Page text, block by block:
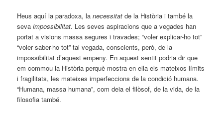
Heus aquí la paradoxa, lanecessitat de la Història i també la
sevaimpossibilitat. Les seves aspiracions que a vegades han
portat a visions massa segures i travades; “voler explicar-ho tot”
“voler saber-ho tot” tal vegada, conscients, però, de la
impossibilitat d’aquest empeny. En aquest sentit podria dir que
em commou la Història perquè mostra en ella els mateixos límits
i fragilitats, les mateixes imperfeccions de la condició humana.
“Humana, massa humana”, com deia el filòsof, de la vida, de la
filosofia també.